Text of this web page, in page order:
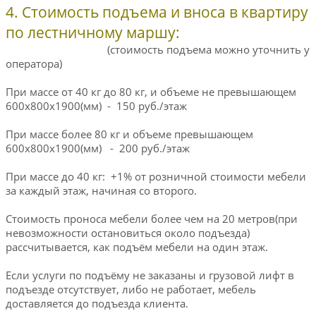
4. Стоимость подъема и вноса в квартиру
по лестничному маршу:
(стоимость подъема можно уточнить у
оператора)
При массе от 40 кг до 80 кг, и объеме не превышающем
600х800х1900(мм) - 150 руб./этаж
При массе более 80 кг и объеме превышающем
600х800х1900(мм) - 200 руб./этаж
При массе до 40 кг: +1% от розничной стоимости мебели
за каждый этаж, начиная со второго.
Стоимость проноса мебели более чем на 20 метров(при
невозможности остановиться около подъезда)
рассчитывается, как подъём мебели на один этаж.
Если услуги по подъёму не заказаны и грузовой лифт в
подъезде отсутствует, либо не работает, мебель
доставляется до подъезда клиента.